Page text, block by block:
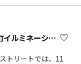
【開催終了】元町イルミネーション2025
トリートでは、11